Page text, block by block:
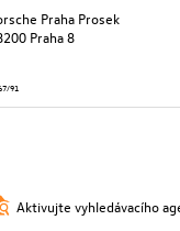
Praha Prosek
Praha 8
91
Aktivujte vyhledávacího